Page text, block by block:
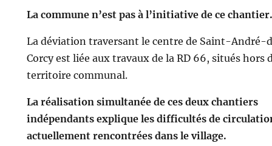
La commune n’est pas à l’initiative de ce chantier.
La déviation traversant le centre de Saint-André-
Corcy est liée aux travaux de la RD 66, situés hors
territoire communal.
La réalisation simultanée de ces deux chantiers
indépendants explique les difficultés de
actuellement rencontrées dans le village.